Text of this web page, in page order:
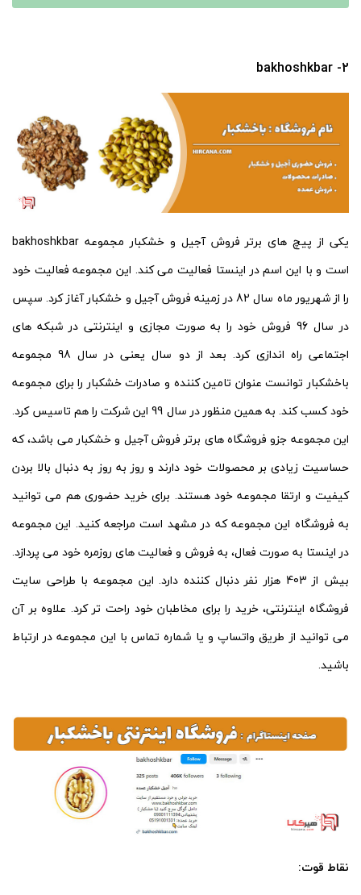
2- bakhoshkbar
یکی از پیچ های برتر فروش آجیل و خشکبار مجموعه bakhoshkbar
است و با این اسم در اینستا فعالیت می کند. این مجموعه فعالیت خود
را از شهریور ماه سال 82 در زمینه فروش آجیل و خشکبار آغاز کرد. سپس
در سال 96 فروش خود را به صورت مجازی و اینترنتی در شبکه های
اجتماعی راه اندازی کرد. بعد از دو سال یعنی در سال 98 مجموعه
باخشکبار توانست عنوان تامین کننده و صادرات خشکبار را برای مجموعه
خود کسب کند. به همین منظور در سال 99 این شرکت را هم تاسیس کرد.
این مجموعه جزو فروشگاه های برتر فروش آجیل و خشکبار می باشد، که
حساسیت زیادی بر محصولات خود دارند و روز به روز به دنبال بالا بردن
کیفیت و ارتقا مجموعه خود هستند. برای خرید حضوری هم می توانید
به فروشگاه این مجموعه که در مشهد است مراجعه کنید. این مجموعه
در اینستا به صورت فعال، به فروش و فعالیت های روزمره خود می پردازد.
بیش از 403 هزار نفر دنبال کننده دارد. این مجموعه با طراحی سایت
فروشگاه اینترنتی، خرید را برای مخاطبان خود راحت تر کرد. علاوه بر آن
می توانید از طریق واتساپ و یا شماره تماس با این مجموعه در ارتباط
باشید.
نقاط قوت: